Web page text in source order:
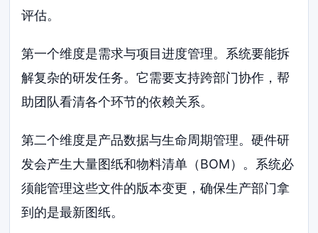
评估。
第一个维度是需求与项目进度管理。系统要能拆
解复杂的研发任务。它需要支持跨部门协作，帮
助团队看清各个环节的依赖关系。
第二个维度是产品数据与生命周期管理。硬件研
发会产生大量图纸和物料清单（BOM）。系统必
须能管理这些文件的版本变更，确保生产部门拿
到的是最新图纸。